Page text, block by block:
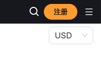
注册
USD